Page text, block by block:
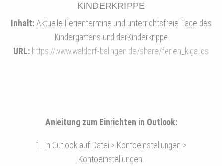
KINDERKRIPPE
Inhalt:Aktuelle Ferientermine und unterrichtsfreie Tage des
Kindergartens und derKinderkrippe
URL: https://www.waldorf-balingen.de/share/ferien_kiga.ics
Anleitung zum Einrichten in Outlook:
1. In Outlook auf Datei > Kontoeinstellungen >
Kontoeinstellungen.